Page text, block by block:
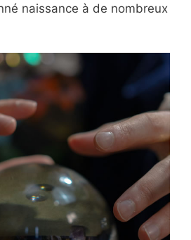
naissance à de nombreux